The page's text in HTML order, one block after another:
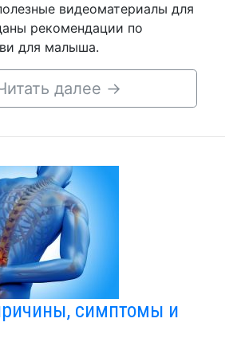
видеоматериалы для
рекомендации по
для малыша.
далее →
симптомы и